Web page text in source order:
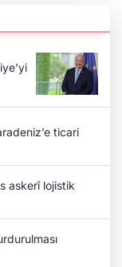
ticari
askerî lojistik